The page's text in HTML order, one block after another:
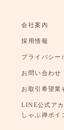
会社案内
採用情報
プライバシー
お問い合わせ
お取引希望業
LINE公式
しゃぶ禅ポイ